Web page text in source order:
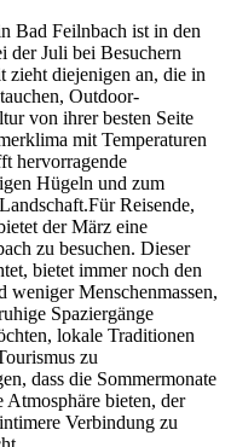
Bad Feilnbach ist in den
der Juli bei Besuchern
zieht diejenigen an, die in
Outdoor-
von ihrer besten Seite
mit Temperaturen
hervorragende
Hügeln und zum
Reisende,
der März eine
zu besuchen. Dieser
bietet immer noch den
weniger Menschenmassen,
Spaziergänge
lokale Traditionen
zu
dass die Sommermonate
Atmosphäre bieten, der
Verbindung zu